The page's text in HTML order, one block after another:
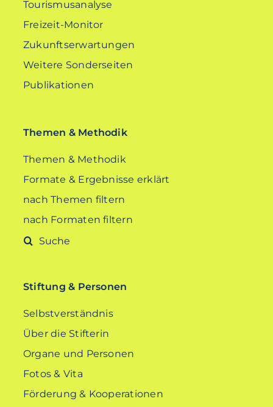
Tourismusanalyse
Freizeit-Monitor
Zukunftserwartungen
Weitere Sonderseiten
Publikationen
Themen & Methodik
Themen & Methodik
Formate & Ergebnisse erklärt
nach Themen filtern
nach Formaten filtern
Suche
Stiftung & Personen
Selbstverständnis
Über die Stifterin
Organe und Personen
Fotos & Vita
Förderung & Kooperationen